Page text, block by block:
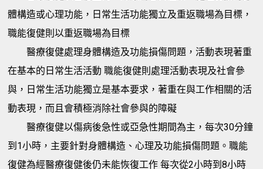
體構造或心理功能，日常生活功能獨立及重返職場為目標，
職能復健則以重返職場為目標
醫療復健處理身體構造及功能損傷問題，活動表現著重
在基本的日常生活活動 職能復健則處理活動表現及社會參
與，日常生活功能獨立是基本要求，著重在與工作相關的活
動表現，而且會積極消除社會參與的障礙
醫療復健以傷病後急性或亞急性期間為主，每次30分鐘
到1小時，主要針對身體構造、心理及功能損傷問題。職能
復健為經醫療復健後仍未能恢復工作 每次從2小時到8小時